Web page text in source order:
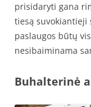
prisidaryti gana
tiesą suvokiantieji
paslaugos būtų
nesibaiminama
Buhalterinė